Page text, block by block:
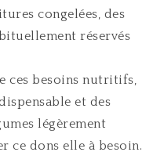
congelées, des
réservés
ces besoins nutritifs,
et des
légèrement
dons elle à besoin.